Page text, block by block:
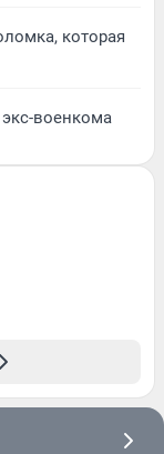
которая
военкома